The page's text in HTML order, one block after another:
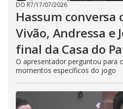
DO R7/17/07/2026
Hassum conversa
Vivão, Andressa e
final da Casa do
O apresentador perguntou para
momentos específicos do jogo